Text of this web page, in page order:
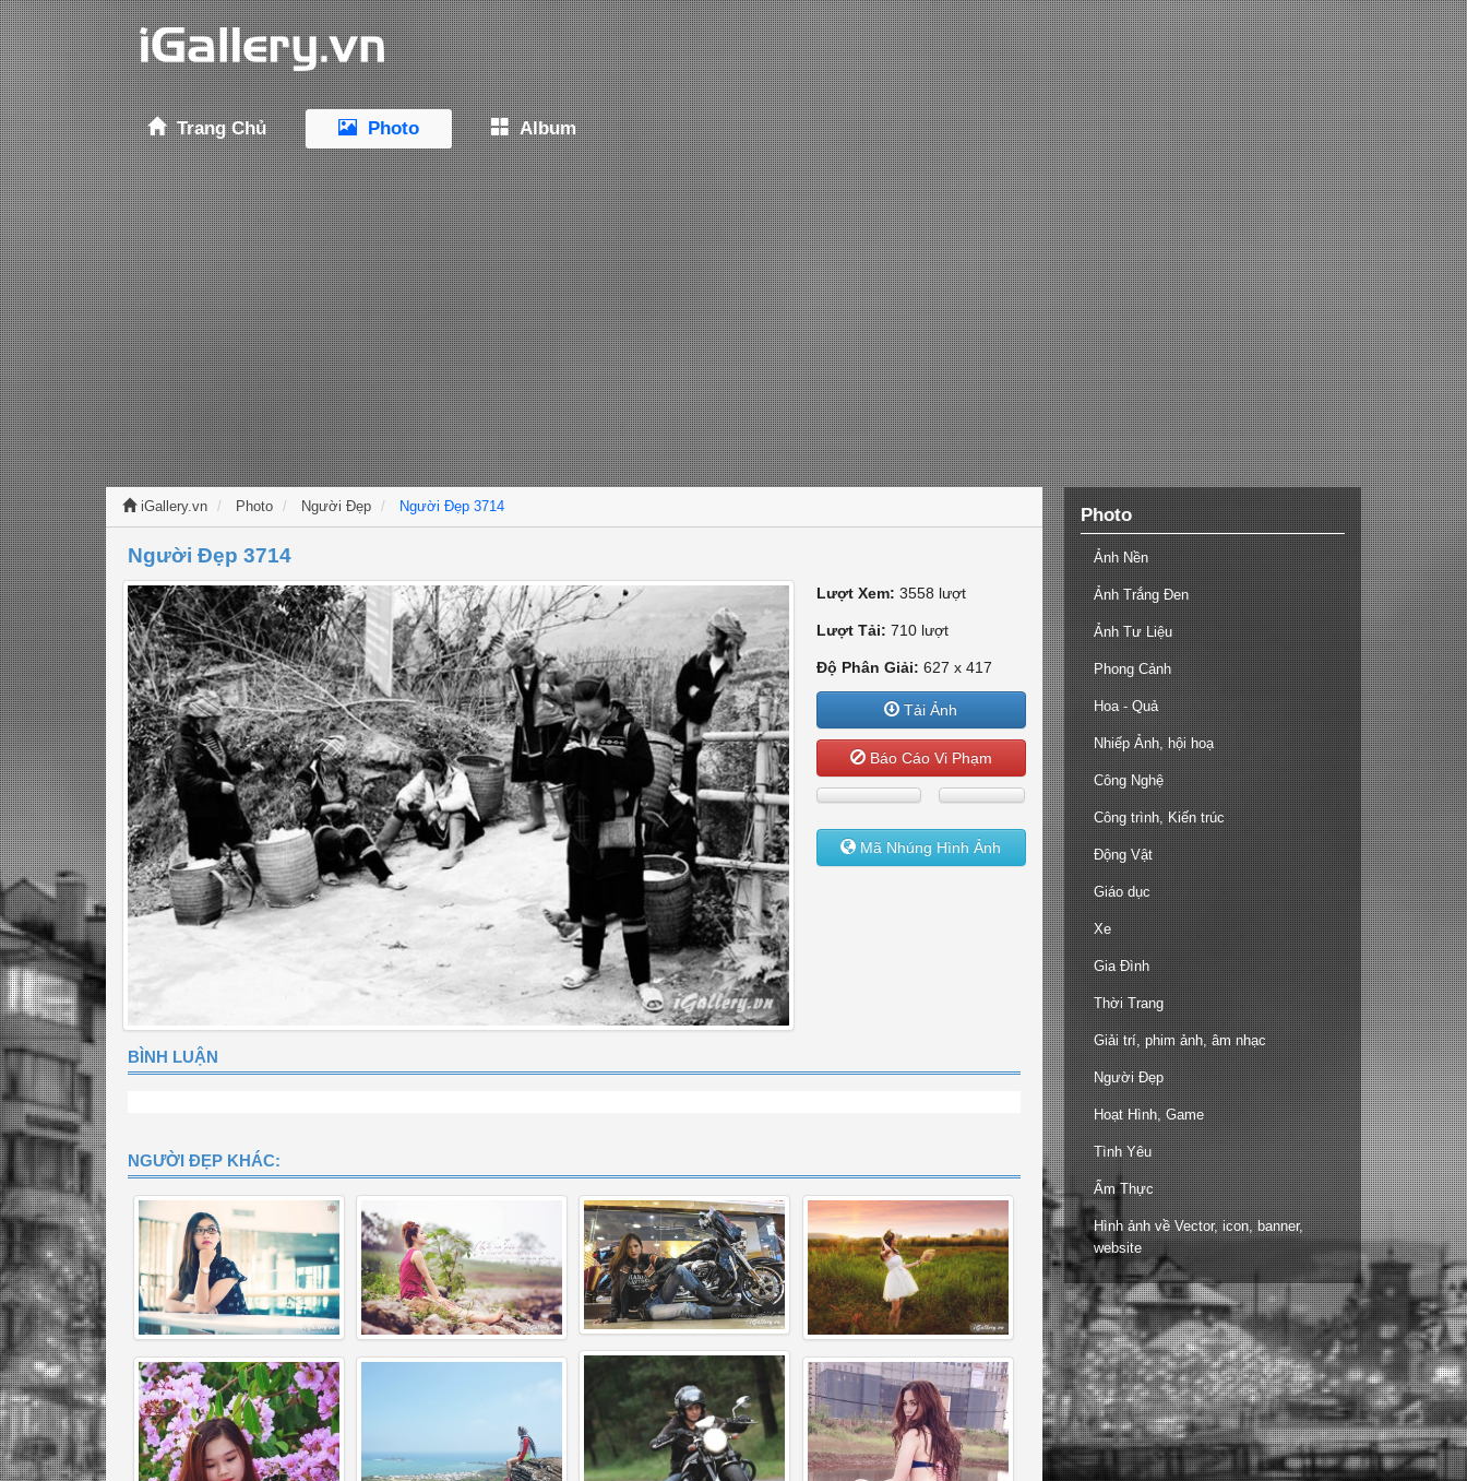
Trang Chủ Photo Album
iGallery.vn Photo Người Đẹp Người Đẹp 3714
Người Đẹp 3714
Lượt Xem: 3558 lượt
Lượt Tải: 710 lượt
Độ Phân Giải: 627 x 417
Tải Ảnh
Báo Cáo Vi Phạm
Mã Nhúng Hình Ảnh
BÌNH LUẬN
NGƯỜI ĐẸP KHÁC:
Photo
Ảnh Nền
Ảnh Trắng Đen
Ảnh Tư Liệu
Phong Cảnh
Hoa - Quả
Nhiếp Ảnh, hội hoạ
Công Nghệ
Công trình, Kiến trúc
Động Vật
Giáo dục
Xe
Gia Đình
Thời Trang
Giải trí, phim ảnh, âm nhạc
Người Đẹp
Hoạt Hình, Game
Tình Yêu
Ẩm Thực
Hình ảnh về Vector, icon, banner,
website